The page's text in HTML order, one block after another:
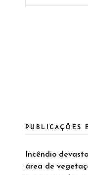
por:
PUBLICAÇÕES
Incêndio
área de